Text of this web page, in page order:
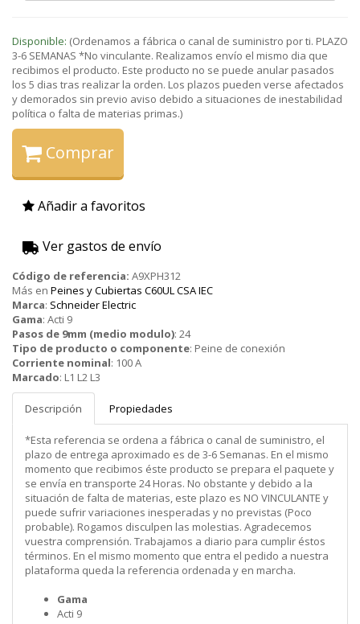
Disponible: (Ordenamos a fábrica o canal de suministro por ti. PLAZO
3-6 SEMANAS *No vinculante. Realizamos envío el mismo dia que
recibimos el producto. Este producto no se puede anular pasados
los 5 dias tras realizar la orden. Los plazos pueden verse afectados
y demorados sin previo aviso debido a situaciones de inestabilidad
política o falta de materias primas.)
Comprar
Añadir a favoritos
Ver gastos de envío
Código de referencia: A9XPH312
Más en Peines y Cubiertas C60UL CSA IEC
Marca: Schneider Electric
Gama: Acti 9
Pasos de 9mm (medio modulo): 24
Tipo de producto o componente: Peine de conexión
Corriente nominal: 100 A
Marcado: L1 L2 L3
Descripción Propiedades
*Esta referencia se ordena a fábrica o canal de suministro, el
plazo de entrega aproximado es de 3-6 Semanas. En el mismo
momento que recibimos éste producto se prepara el paquete y
se envía en transporte 24 Horas. No obstante y debido a la
situación de falta de materias, este plazo es NO VINCULANTE y
puede sufrir variaciones inesperadas y no previstas (Poco
probable). Rogamos disculpen las molestias. Agradecemos
vuestra comprensión. Trabajamos a diario para cumplir éstos
términos. En el mismo momento que entra el pedido a nuestra
plataforma queda la referencia ordenada y en marcha.
Gama
Acti 9